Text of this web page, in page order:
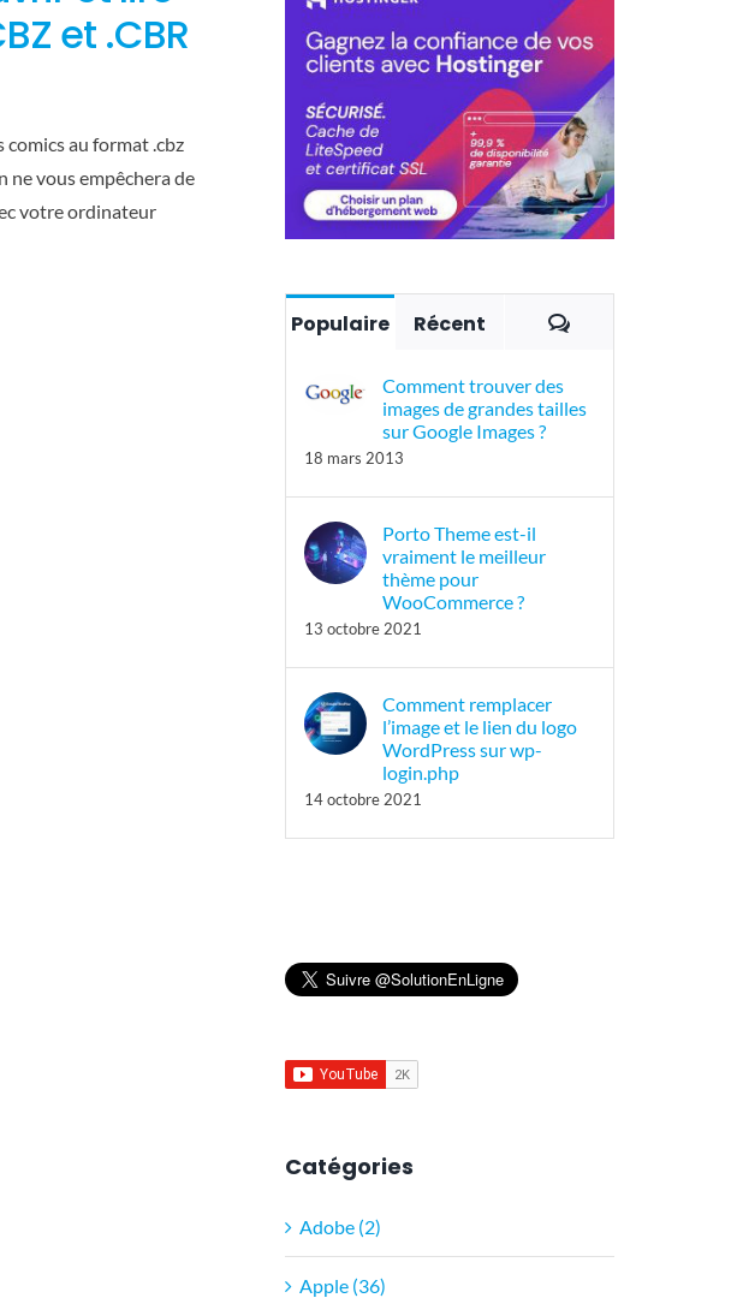
et .CBR
au format .cbz
ne vous empêchera de
votre ordinateur
Populaire Récent Commentaires
Comment trouver des
images de grandes tailles
sur Google Images ?
18 mars 2013
Porto Theme est-il
vraiment le meilleur
thème pour
WooCommerce ?
13 octobre 2021
Comment remplacer
l’image et le lien du logo
WordPress sur wp-
login.php
14 octobre 2021
Catégories
Adobe (2)
Apple (36)